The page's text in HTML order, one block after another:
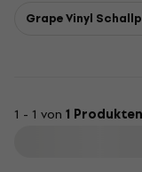
Grape Vinyl
1 - 1 von 1 Produkten